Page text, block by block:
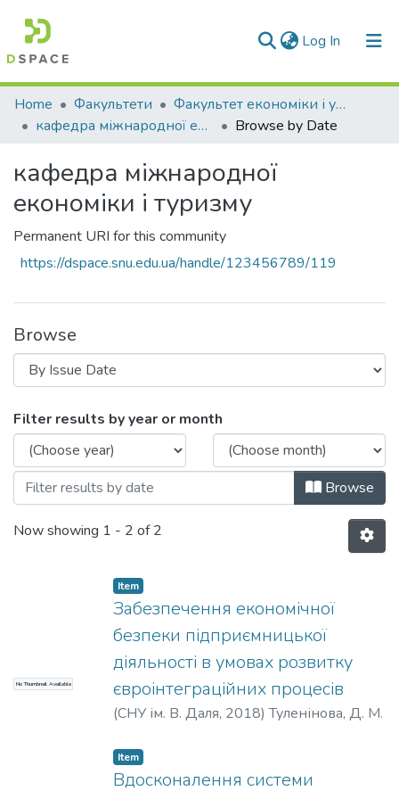
Log In (current)
Communities & Collections
All of DSpace
Home Факультети
Факультет економіки і управління
кафедра міжнародної економіки і туризму
Browse by Date
кафедра міжнародної
економіки і туризму
Permanent URI for this community
https://dspace.snu.edu.ua/handle/123456789/119
Browse
Browsing кафедра міжнародної
Filter results by year or month
Browse
Now showing 1 - 2 of 2
No Thumbnail Available
Item
Забезпечення економічної
безпеки підприємницької
діяльності в умовах розвитку
євроінтеграційних процесів
(СНУ ім. В. Даля, 2018)Туленінова, Д. М.
Item
Вдосконалення системи